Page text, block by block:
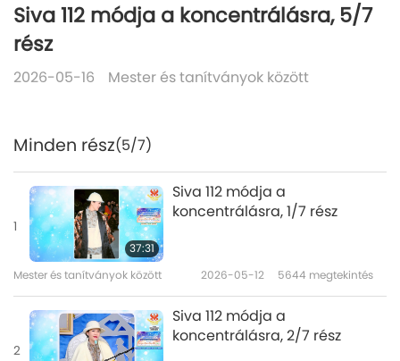
Siva 112 módja a koncentrálásra, 5/7
rész
2026-05-16 Mester és tanítványok között
Minden rész(5/7)
1
37:31
Siva 112 módja a
koncentrálásra, 1/7 rész
Mester és tanítványok között 2026-05-12 5644 megtekintés
2
Siva 112 módja a
koncentrálásra, 2/7 rész